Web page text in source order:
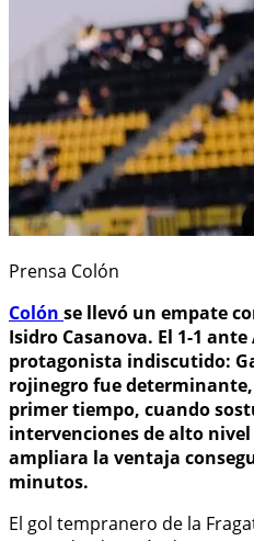
Prensa Colón
Colón se llevó un empate
Isidro Casanova. El 1-1
protagonista indiscutido:
rojinegro fue
primer tiempo, cuando
intervenciones de alto
ampliara la ventaja
minutos.
El gol tempranero de la